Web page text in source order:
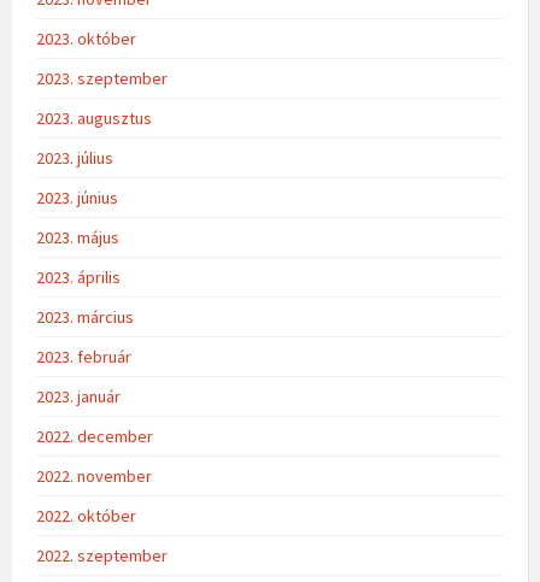
2023. október
2023. szeptember
2023. augusztus
2023. július
2023. június
2023. május
2023. április
2023. március
2023. február
2023. január
2022. december
2022. november
2022. október
2022. szeptember